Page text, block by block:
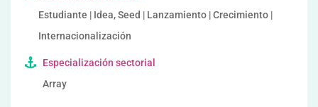
Estudiante | Idea, Seed | Lanzamiento | Crecimiento |
Internacionalización
Especialización sectorial
Array